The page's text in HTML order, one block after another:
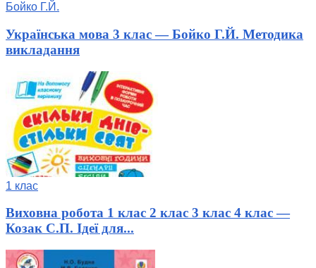
Бойко Г.Й.
Українська мова 3 клас — Бойко Г.Й. Методика
викладання
1 клас
Виховна робота 1 клас 2 клас 3 клас 4 клас —
Козак С.П. Ідеї для...